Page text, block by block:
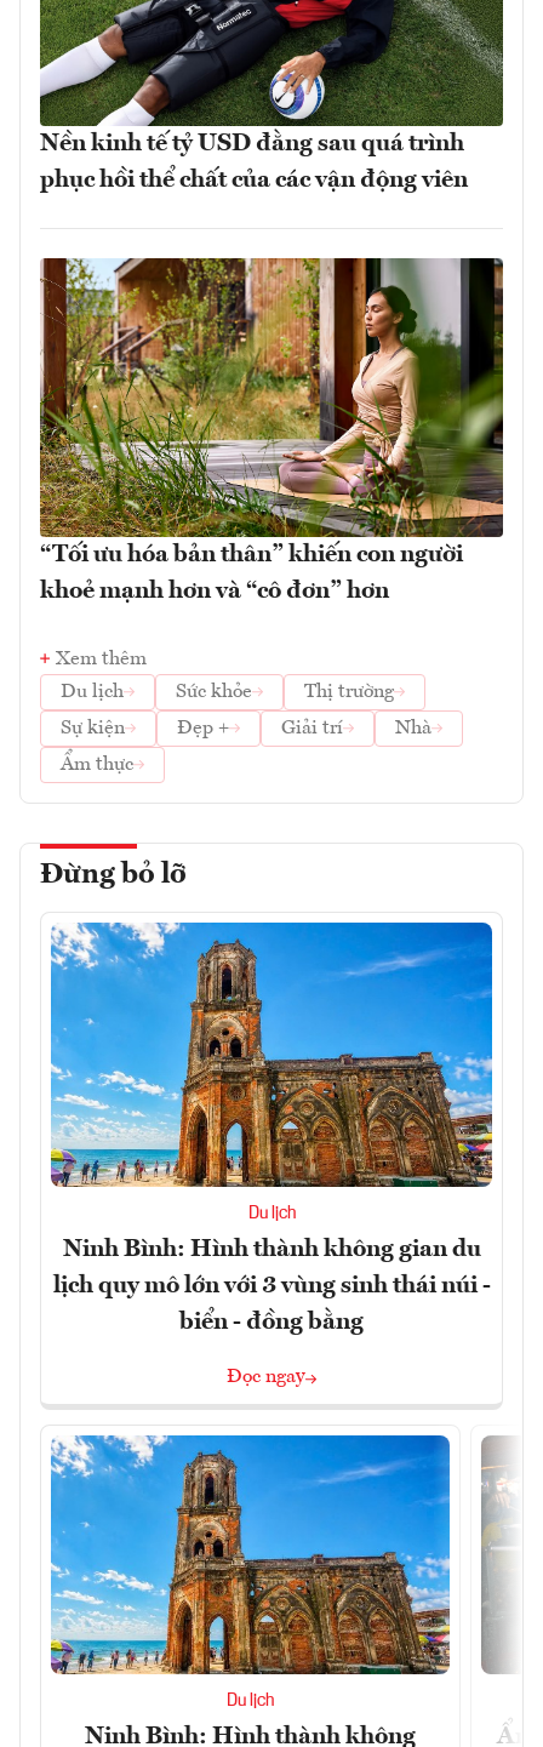
Nền kinh tế tỷ USD đằng sau quá trình
phục hồi thể chất của các vận động viên
“Tối ưu hóa bản thân” khiến con người
khoẻ mạnh hơn và “cô đơn” hơn
Xem thêm
Du lịch
Sức khỏe
Thị trường
Sự kiện
Đẹp + Giải trí
Nhà
Ẩm thực
Đừng bỏ lỡ
Du lịch
Ninh Bình: Hình thành không gian du
lịch quy mô lớn với 3 vùng sinh thái núi -
biển - đồng bằng
Đọc ngay
Du lịch
Ninh Bình: Hình thành không Ẩm